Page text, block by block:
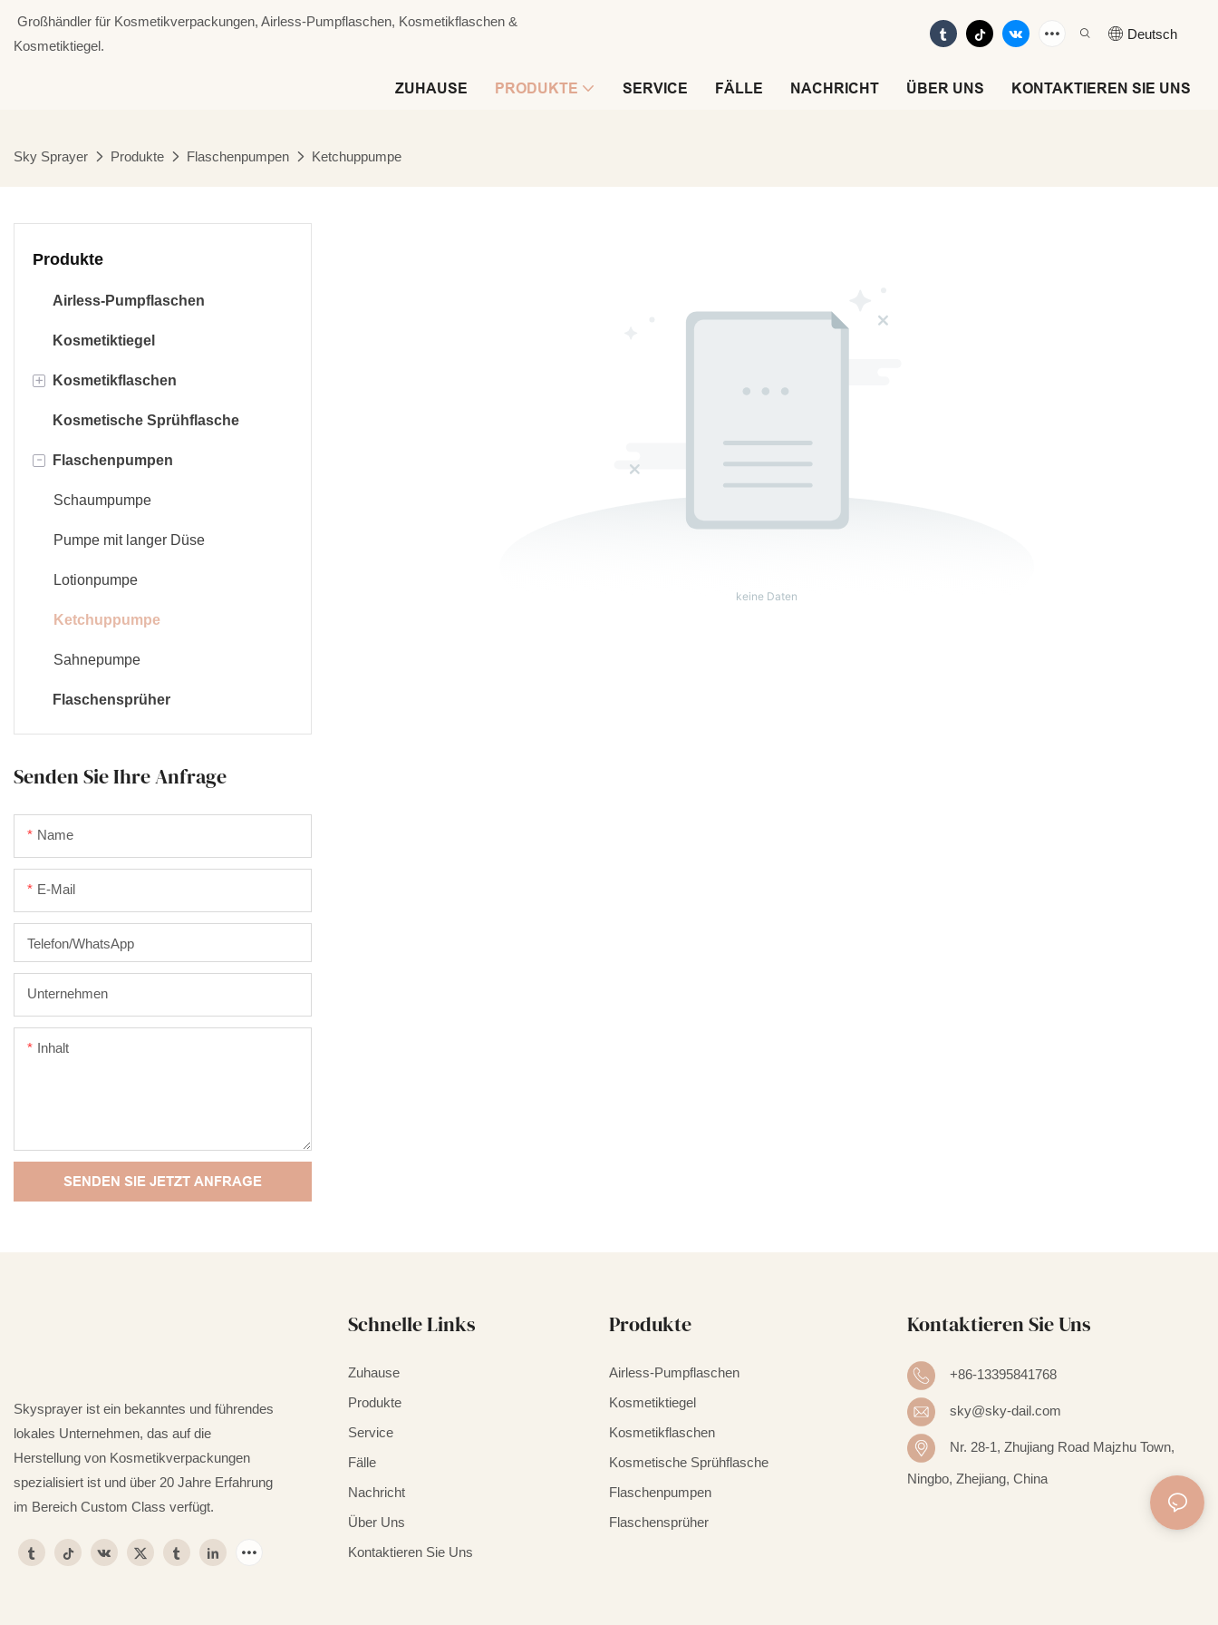
⁣⁣⁣⁣ Großhändler für Kosmetikverpackungen, Airless-Pumpflaschen, Kosmetikflaschen &
Kosmetiktiegel.
Deutsch
ZUHAUSE PRODUKTE SERVICE FÄLLE NACHRICHT ÜBER UNS KONTAKTIEREN SIE UNS
Sky Sprayer Produkte Flaschenpumpen Ketchuppumpe
Produkte
Airless-Pumpflaschen
Kosmetiktiegel
+ Kosmetikflaschen
Tropfflasche
Nagellackflasche
Kosmetische Sprühflasche
- Flaschenpumpen
Schaumpumpe
Pumpe mit langer Düse
Lotionpumpe
Ketchuppumpe
Sahnepumpe
Flaschensprüher
Senden Sie Ihre Anfrage
Name
E-Mail
Telefon/WhatsApp
Unternehmen
Inhalt
SENDEN SIE JETZT ANFRAGE
keine Daten
Skysprayer ist ein bekanntes und führendes
lokales Unternehmen, das auf die
Herstellung von Kosmetikverpackungen
spezialisiert ist und über 20 Jahre Erfahrung
im Bereich Custom Class verfügt.
Schnelle Links
Zuhause
Produkte
Service
Fälle
Nachricht
Über Uns
Kontaktieren Sie Uns
Produkte
Airless-Pumpflaschen
Kosmetiktiegel
Kosmetikflaschen
Kosmetische Sprühflasche
Flaschenpumpen
Flaschensprüher
Kontaktieren Sie Uns
+86-13395841768
sky@sky-dail.com
Nr. 28-1, Zhujiang Road Majzhu Town,
Ningbo, Zhejiang, China